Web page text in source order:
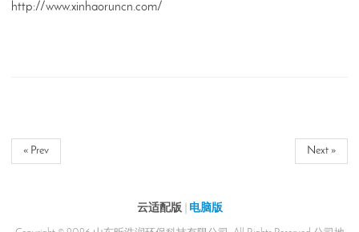
http://www.xinhaoruncn.com/
« Prev Next »
云适配版 电脑版